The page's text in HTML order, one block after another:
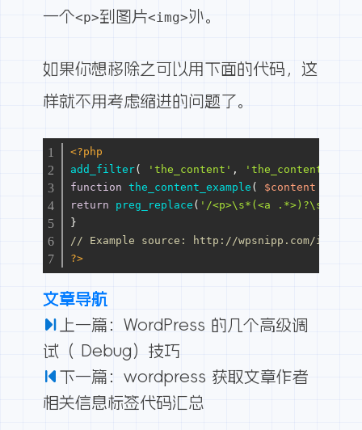
一个<p>到图片<img>外。
如果你想移除之可以用下面的代码，这
样就不用考虑缩进的问题了。
<?php
add_filter( 'the_content' ,
function
the_content_example ( $content
return
preg_replace ( '/<p>\s*(<a
}
// Example source: http://wpsnipp.com/
?>
文章导航
上一篇：WordPress 的几个高级调
试（ Debug）技巧
下一篇：wordpress 获取文章作者
相关信息标签代码汇总